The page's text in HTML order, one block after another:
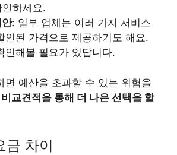
하세요.
: 일부 업체는 여러 가지 서비스
인된 가격으로 제공하기도 해요.
인해볼 필요가 있답니다.
면 예산을 초과할 수 있는 위험을
비교견적을 통해 더 나은 선택을 할
금 차이